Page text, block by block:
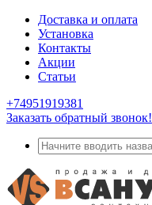
Доставка и оплата
Установка
Контакты
Акции
Статьи
+74951919381
Заказать обратный звонок!